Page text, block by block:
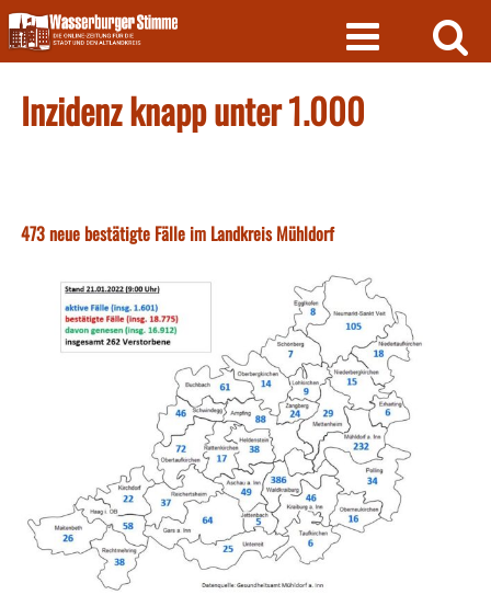
Skip
to
content
Inzidenz knapp unter 1.000
473 neue bestätigte Fälle im Landkreis Mühldorf